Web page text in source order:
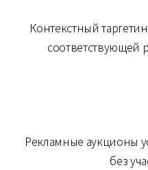
Контекстный
соответствующей
Рекламные аукционы
без